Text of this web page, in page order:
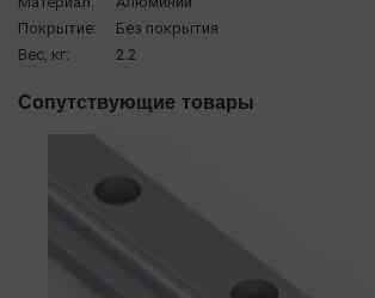
Покрытие:
Без покрытия
Вес, кг:
2.2
Сопутствующие товары